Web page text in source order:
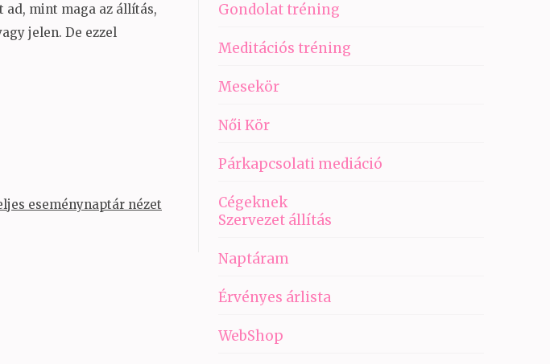
ad, mint maga az állítás,
jelen. De ezzel
eseménynaptár nézet
Gondolat tréning
Meditációs tréning
Mesekör
Női Kör
Párkapcsolati mediáció
Cégeknek
Szervezet állítás
Naptáram
Érvényes árlista
WebShop